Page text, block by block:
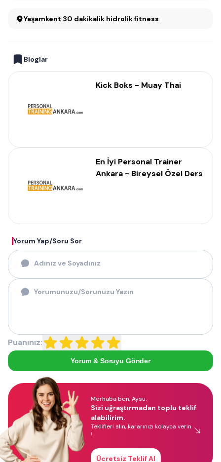
Yaşamkent 30 dakikalik hidrolik fitness
Bloglar
Kick Boks - Muay Thai
En İyi Personal Trainer
Ankara - Bireysel Özel Ders
Yorum Yap/Soru Sor
Puanınız:
Yorum & Soruyu Gönder
Merhaba ben, Aysu.
Sizi uğraştırmadan toplu teklif
alabilirim.
Teklifleri alın, kararınızı kolayca verin
!
Ücretsiz Teklif Al